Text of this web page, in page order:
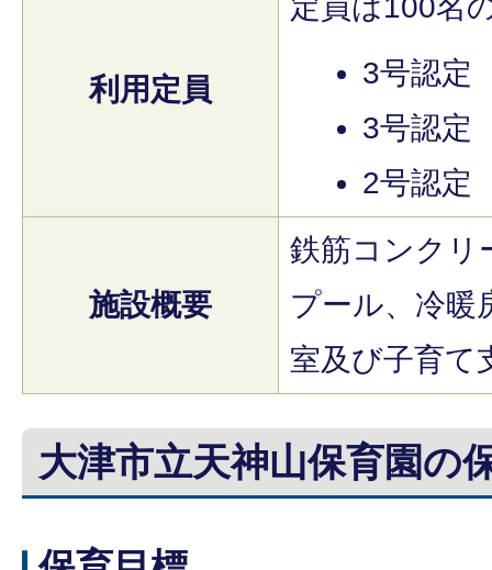
利用定員
3号認定
3号認定
2号認定
施設概要
鉄筋コンクリ
プール、冷暖
室及び子育て
大津市立天神山保育園の